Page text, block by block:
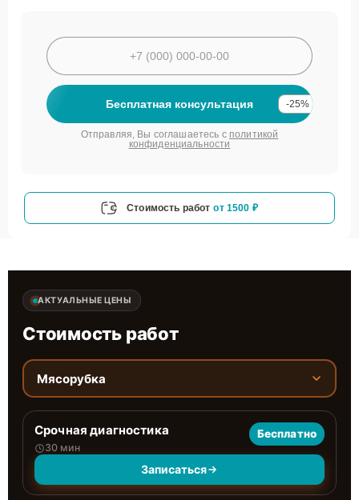
Бесплатная консультация -25%
Отправляя, Вы соглашаетесь с политикой
конфиденциальности
Стоимость работ от 1500 ₽
АКТУАЛЬНЫЕ ЦЕНЫ
Стоимость работ
Мясорубка
Срочная диагностика
30 мин
Бесплатно
Записаться